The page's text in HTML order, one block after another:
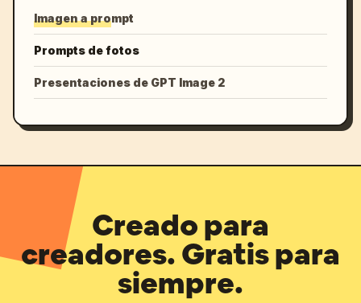
Imagen a prompt
Prompts de fotos
Presentaciones de GPT Image 2
Creado para
creadores. Gratis para
siempre.